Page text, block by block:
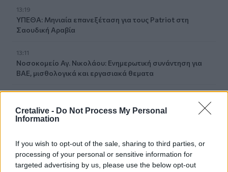
Cretalive - Do Not Process My Personal
Information
If you wish to opt-out of the sale, sharing to third parties, or
processing of your personal or sensitive information for
targeted advertising by us, please use the below opt-out
13:19
ΥΠΕΘΑ: Μηνιαία επανεξέταση για τους Patriot στη
Σαουδική Αραβία
13:11
Νοσοκομείο Αγ. Νικολάου: Ενημερωτική συνάντηση για
ΒΑΕ, μισθολογικά και εργασιακά θεματα
Βίντεο: Μεθυσμένη σκότωσε νύφη λίγες ώρες μετά τον
γάμο της στη Νότια Καρολίνα
Νέες ειδικότητες στη Σχολή Ανώτερης Επαγγελματικής
Κατάρτισης Χανίων